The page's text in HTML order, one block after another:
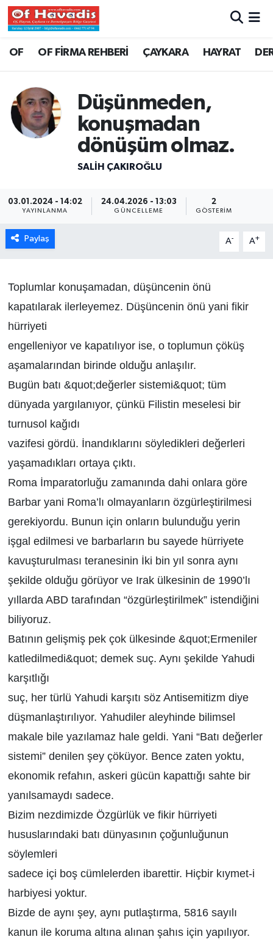
OF OF FİRMA REHBERİ ÇAYKARA HAYRAT
Düşünmeden,
konuşmadan
dönüşüm olmaz.
SALIH ÇAKIROĞLU
03.01.2024 - 14:02
YAYINLANMA
24.04.2026 - 13:03
GÜNCELLEME
2
GÖSTERIM
Paylaş A- A+
Toplumlar konuşamadan, düşüncenin önü
kapatılarak ilerleyemez. Düşüncenin önü yani fikir
hürriyeti
engelleniyor ve kapatılıyor ise, o toplumun çöküş
aşamalarından birinde olduğu anlaşılır.
Bugün batı &quot;değerler sistemi&quot; tüm
dünyada yargılanıyor, çünkü Filistin meselesi bir
turnusol kağıdı
vazifesi gördü. İnandıklarını söyledikleri değerleri
yaşamadıkları ortaya çıktı.
Roma İmparatorluğu zamanında dahi onlara göre
Barbar yani Roma’lı olmayanların özgürleştirilmesi
gerekiyordu. Bunun için onların bulunduğu yerin
işgal edilmesi ve barbarların bu sayede hürriyete
kavuşturulması teranesinin İki bin yıl sonra aynı
şekilde olduğu görüyor ve Irak ülkesinin de 1990’lı
yıllarda ABD tarafından “özgürleştirilmek” istendiğini
biliyoruz.
Batının gelişmiş pek çok ülkesinde &quot;Ermeniler
katledilmedi&quot; demek suç. Aynı şekilde Yahudi
karşıtlığı
suç, her türlü Yahudi karşıtı söz Antisemitizm diye
düşmanlaştırılıyor. Yahudiler aleyhinde bilimsel
makale bile yazılamaz hale geldi. Yani “Batı değerler
sistemi” denilen şey çöküyor. Bence zaten yoktu,
ekonomik refahın, askeri gücün kapattığı sahte bir
yanılsamaydı sadece.
Bizim nezdimizde Özgürlük ve fikir hürriyeti
hususlarındaki batı dünyasının çoğunluğunun
söylemleri
sadece içi boş cümlelerden ibarettir. Hiçbir kıymet-i
harbiyesi yoktur.
Bizde de aynı şey, aynı putlaştırma, 5816 sayılı
kanun ile koruma altına alınan şahıs için yapılıyor.
Trabzon Nöbetçi Eczaneler
Trabzon Namaz Vakitleri
Trabzon Trafik Yoğunluk Haritası
Süper Lig Puan Durumu ve Fikstür
Tüm Manşetler
Son Dakika Haberleri